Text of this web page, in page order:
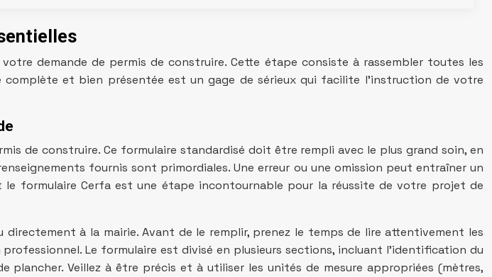
demande de permis de construire. Cette étape consiste à rassembler toutes les
et bien présentée est un gage de sérieux qui facilite l’instruction de votre
de construire. Ce formulaire standardisé doit être rempli avec le plus grand soin, en
fournis sont primordiales. Une erreur ou une omission peut entraîner un
formulaire Cerfa est une étape incontournable pour la réussite de votre projet de
à la mairie. Avant de le remplir, prenez le temps de lire attentivement les
Le formulaire est divisé en plusieurs sections, incluant l’identification du
Veillez à être précis et à utiliser les unités de mesure appropriées (mètres,